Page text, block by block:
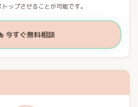
ップさせることが可能です。
今すぐ無料相談